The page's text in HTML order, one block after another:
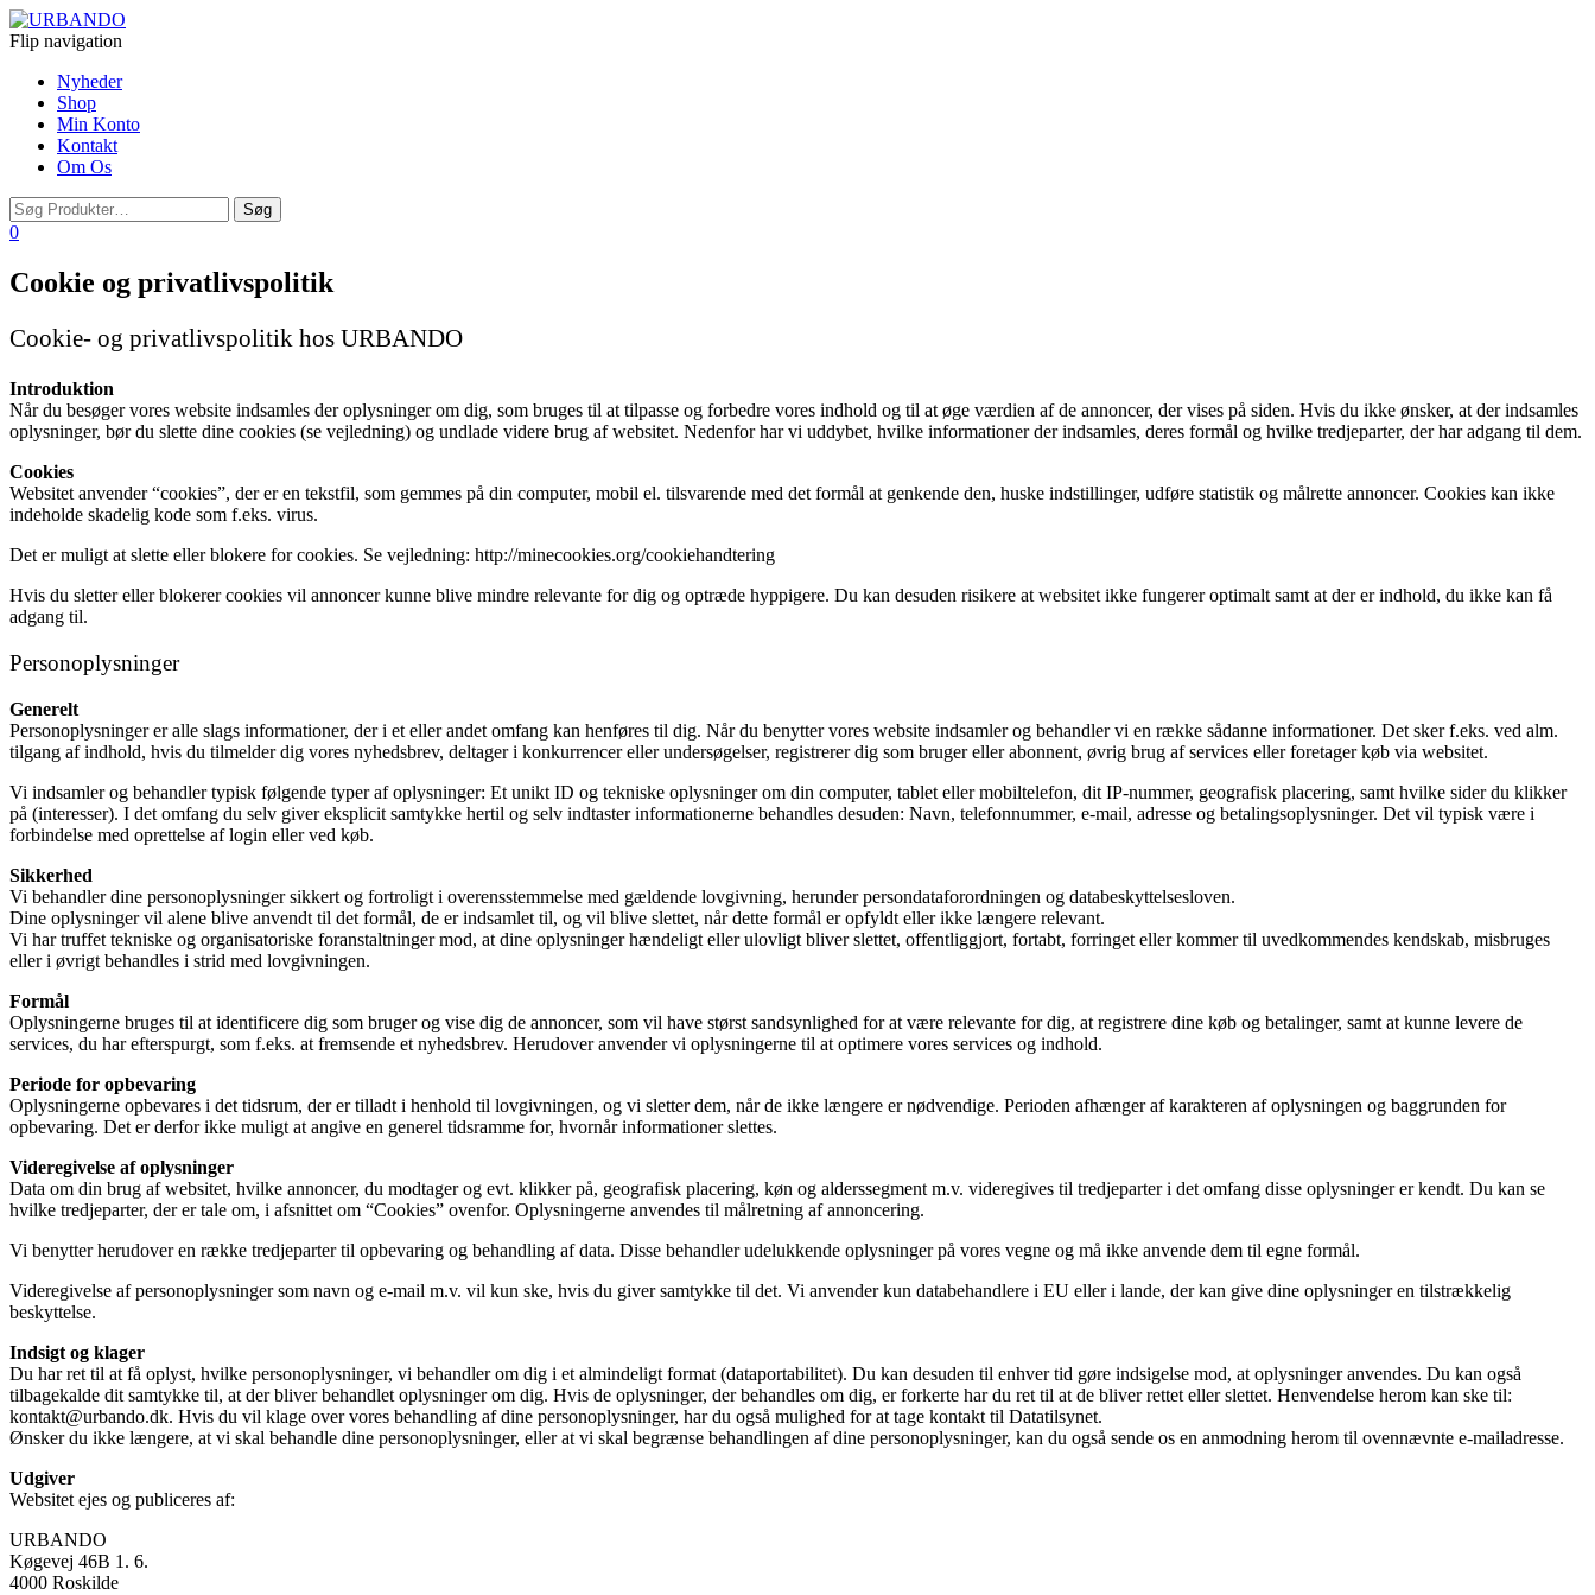
Flip navigation
Nyheder
Shop
Min Konto
Kontakt
Om Os
0
Cookie og privatlivspolitik
Cookie- og privatlivspolitik hos URBANDO
Introduktion
Når du besøger vores website indsamles der oplysninger om dig, som bruges til at tilpasse og forbedre vores indhold og til at øge værdien af de annoncer, der vises på siden. Hvis du ikke ønsker, at der indsamles
oplysninger, bør du slette dine cookies (se vejledning) og undlade videre brug af websitet. Nedenfor har vi uddybet, hvilke informationer der indsamles, deres formål og hvilke tredjeparter, der har adgang til dem.
Cookies
Websitet anvender “cookies”, der er en tekstfil, som gemmes på din computer, mobil el. tilsvarende med det formål at genkende den, huske indstillinger, udføre statistik og målrette annoncer. Cookies kan ikke
indeholde skadelig kode som f.eks. virus.
Det er muligt at slette eller blokere for cookies. Se vejledning: http://minecookies.org/cookiehandtering
Hvis du sletter eller blokerer cookies vil annoncer kunne blive mindre relevante for dig og optræde hyppigere. Du kan desuden risikere at websitet ikke fungerer optimalt samt at der er indhold, du ikke kan få
adgang til.
Personoplysninger
Generelt
Personoplysninger er alle slags informationer, der i et eller andet omfang kan henføres til dig. Når du benytter vores website indsamler og behandler vi en række sådanne informationer. Det sker f.eks. ved alm.
tilgang af indhold, hvis du tilmelder dig vores nyhedsbrev, deltager i konkurrencer eller undersøgelser, registrerer dig som bruger eller abonnent, øvrig brug af services eller foretager køb via websitet.
Vi indsamler og behandler typisk følgende typer af oplysninger: Et unikt ID og tekniske oplysninger om din computer, tablet eller mobiltelefon, dit IP-nummer, geografisk placering, samt hvilke sider du klikker
på (interesser). I det omfang du selv giver eksplicit samtykke hertil og selv indtaster informationerne behandles desuden: Navn, telefonnummer, e-mail, adresse og betalingsoplysninger. Det vil typisk være i
forbindelse med oprettelse af login eller ved køb.
Sikkerhed
Vi behandler dine personoplysninger sikkert og fortroligt i overensstemmelse med gældende lovgivning, herunder persondataforordningen og databeskyttelsesloven.
Dine oplysninger vil alene blive anvendt til det formål, de er indsamlet til, og vil blive slettet, når dette formål er opfyldt eller ikke længere relevant.
Vi har truffet tekniske og organisatoriske foranstaltninger mod, at dine oplysninger hændeligt eller ulovligt bliver slettet, offentliggjort, fortabt, forringet eller kommer til uvedkommendes kendskab, misbruges
eller i øvrigt behandles i strid med lovgivningen.
Formål
Oplysningerne bruges til at identificere dig som bruger og vise dig de annoncer, som vil have størst sandsynlighed for at være relevante for dig, at registrere dine køb og betalinger, samt at kunne levere de
services, du har efterspurgt, som f.eks. at fremsende et nyhedsbrev. Herudover anvender vi oplysningerne til at optimere vores services og indhold.
Periode for opbevaring
Oplysningerne opbevares i det tidsrum, der er tilladt i henhold til lovgivningen, og vi sletter dem, når de ikke længere er nødvendige. Perioden afhænger af karakteren af oplysningen og baggrunden for
opbevaring. Det er derfor ikke muligt at angive en generel tidsramme for, hvornår informationer slettes.
Videregivelse af oplysninger
Data om din brug af websitet, hvilke annoncer, du modtager og evt. klikker på, geografisk placering, køn og alderssegment m.v. videregives til tredjeparter i det omfang disse oplysninger er kendt. Du kan se
hvilke tredjeparter, der er tale om, i afsnittet om “Cookies” ovenfor. Oplysningerne anvendes til målretning af annoncering.
Vi benytter herudover en række tredjeparter til opbevaring og behandling af data. Disse behandler udelukkende oplysninger på vores vegne og må ikke anvende dem til egne formål.
Videregivelse af personoplysninger som navn og e-mail m.v. vil kun ske, hvis du giver samtykke til det. Vi anvender kun databehandlere i EU eller i lande, der kan give dine oplysninger en tilstrækkelig
beskyttelse.
Indsigt og klager
Du har ret til at få oplyst, hvilke personoplysninger, vi behandler om dig i et almindeligt format (dataportabilitet). Du kan desuden til enhver tid gøre indsigelse mod, at oplysninger anvendes. Du kan også
tilbagekalde dit samtykke til, at der bliver behandlet oplysninger om dig. Hvis de oplysninger, der behandles om dig, er forkerte har du ret til at de bliver rettet eller slettet. Henvendelse herom kan ske til:
kontakt@urbando.dk. Hvis du vil klage over vores behandling af dine personoplysninger, har du også mulighed for at tage kontakt til Datatilsynet.
Ønsker du ikke længere, at vi skal behandle dine personoplysninger, eller at vi skal begrænse behandlingen af dine personoplysninger, kan du også sende os en anmodning herom til ovennævnte e-mailadresse.
Udgiver
Websitet ejes og publiceres af:
URBANDO
Køgevej 46B 1. 6.
4000 Roskilde